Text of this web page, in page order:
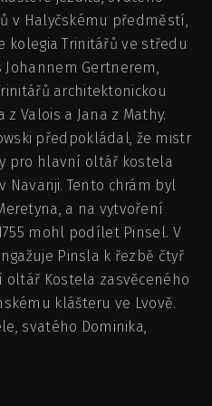
v Halyčskému předměstí,
kolegia Trinitářů ve středu
Johannem Gertnerem,
architektonickou
Valois a Jana z Mathy.
předpokládal, že mistr
pro hlavní oltář kostela
Navariji. Tento chrám byl
a na vytvoření
mohl podílet Pinsel. V
Pinsla k řezbě čtyř
Kostela zasvěceného
klášteru ve Lvově.
svatého Dominika,